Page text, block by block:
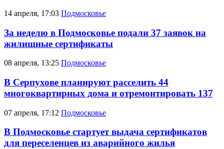
14 апреля, 17:03 Подмосковье
За неделю в Подмосковье подали 37 заявок на
жилищные сертификаты
08 апреля, 13:25 Подмосковье
В Серпухове планируют расселить 44
многоквартирных дома и отремонтировать 137
07 апреля, 17:12 Подмосковье
В Подмосковье стартует выдача сертификатов
для переселенцев из аварийного жилья